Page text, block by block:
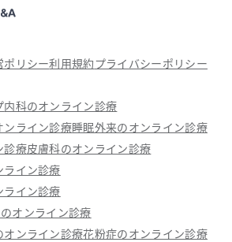
ポリシー利用規約プライバシーポリシー
内科のオンライン診療
ンライン診療睡眠外来のオンライン診療
診療皮膚科のオンライン診療
ライン診療
ライン診療
オンライン診療
オンライン診療花粉症のオンライン診療